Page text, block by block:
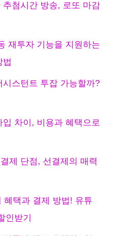
추첨시간 방송, 로또 마감
재투자 기능을 지원하는
법
시스턴트 투잡 가능할까?
입 차이, 비용과 혜택으로
제 단점, 선결제의 매력
혜택과 결제 방법! 유튜
인받기